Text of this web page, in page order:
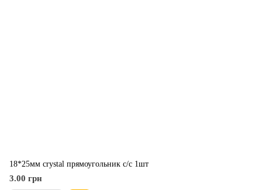
18*25мм crystal прямоугольник с/с 1шт
3.00 грн